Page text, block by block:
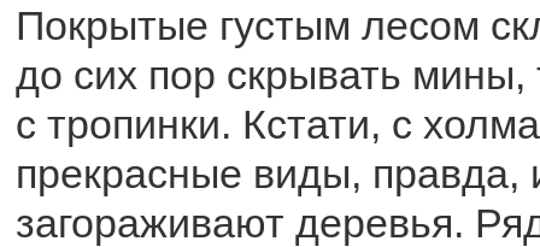
Покрытые густым лесом
до сих пор скрывать мины,
с тропинки. Кстати, с
прекрасные виды, правда,
загораживают деревья.